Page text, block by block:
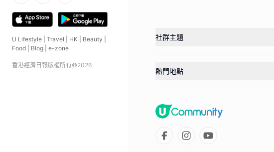
U Lifestyle Travel HK Beauty
Food
Blog e-zone
香港經濟日報版權所有©2026
社群主題
熱門地點